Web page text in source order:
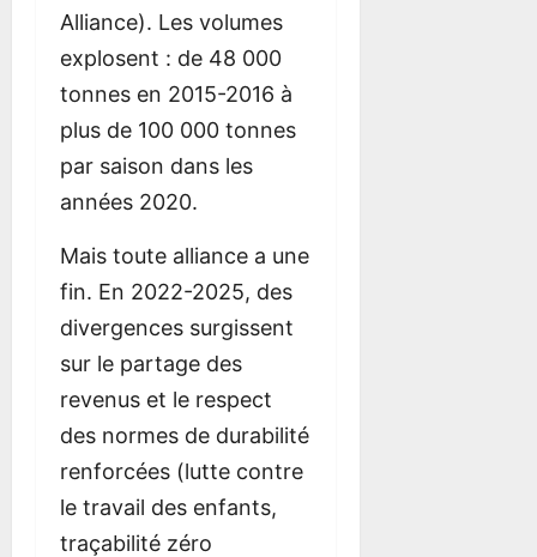
Alliance). Les volumes
explosent : de 48 000
tonnes en 2015-2016 à
plus de 100 000 tonnes
par saison dans les
années 2020.
Mais toute alliance a une
fin. En 2022-2025, des
divergences surgissent
sur le partage des
revenus et le respect
des normes de durabilité
renforcées (lutte contre
le travail des enfants,
traçabilité zéro